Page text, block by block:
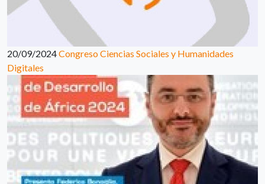
20/09/2024Congreso Ciencias Sociales y Humanidades
Digitales